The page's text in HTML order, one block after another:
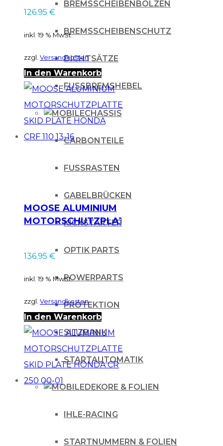
BREMSSCHEIBENBOLZEN
BREMSSCHEIBENSCHUTZ
DICHTSÄTZE
FUSSBREMSHEBEL
CHASSIS
CARBONTEILE
FUSSRASTEN
GABELBRÜCKEN
KICKSTARTER
OPTIK PARTS
POWERPARTS
PROTEKTION
SITZBANK
STARTAUTOMATIK
DEKORE & FOLIEN
IHLE-RACING
STARTNUMMERN & FOLIEN
EXC 125 200 04-10
126.95 €
inkl. 19 % MwSt.
zzgl. Versandkosten
In den Warenkorb
MOOSE ALUMINIUM
MOTORSCHUTZPLATTE
CRF 110 13-16
136.95 €
inkl. 19 % MwSt.
zzgl. Versandkosten
In den Warenkorb